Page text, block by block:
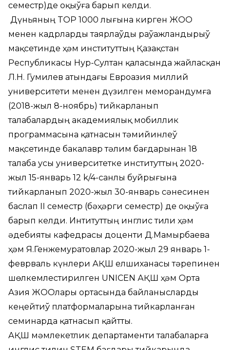
семестр)де оқыўға барып келди.
Дүньяның TOP 1000 лығына кирген ЖОО
менен кадрларды таярлаўды раўажландырыў
мақсетинде ҳәм институттың Қазақстан
Республикасы Нур-Султан қаласында жайласқан
Л.Н. Гумилев атындағы Евроазия миллий
университети менен дүзилген меморандумға
(2018-жыл 8-ноябрь) тийкарланып
талабалардың академиялық мобиллик
программасына қатнасын тәмийинлеў
мақсетинде бакалавр тәлим бағдарынан 18
талаба усы университетке институттың 2020-
жыл 15-январь 12 k/4-санлы буйрығына
тийкарланып 2020-жыл 30-январь сәнесинен
баслап II семестр (бәҳәрги семестр) де оқыўға
барып келди. Интитуттың инглис тили ҳәм
әдебияты кафедрасы доценти Д.Мамырбаева
ҳәм Я.Генжемуратовлар 2020-жыл 29 январь 1-
феврваль күнлери АҚШ елшиханасы тәрепинен
шөлкемлестирилген UNICEN АҚШ ҳәм Орта
Азия ЖООлары ортасында байланысларды
кеңейтиў платформаларына тийкарланған
семинарда қатнасып қайтты.
АҚШ мәмлекетлик департаменти талабаларға